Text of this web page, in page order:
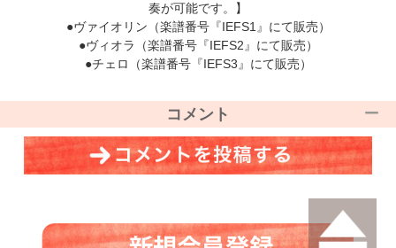
奏が可能です。】
●ヴァイオリン（楽譜番号『IEFS1』にて販売）
●ヴィオラ（楽譜番号『IEFS2』にて販売）
●チェロ（楽譜番号『IEFS3』にて販売）
コメント